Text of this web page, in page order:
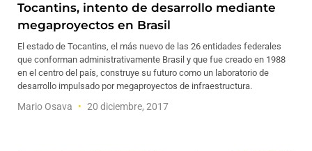
Tocantins, intento de desarrollo mediante
megaproyectos en Brasil
El estado de Tocantins, el más nuevo de las 26 entidades federales
que conforman administrativamente Brasil y que fue creado en 1988
en el centro del país, construye su futuro como un laboratorio de
desarrollo impulsado por megaproyectos de infraestructura.
Mario Osava 20 diciembre, 2017